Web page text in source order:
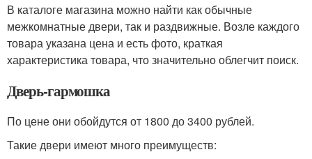
В каталоге магазина можно найти как обычные
межкомнатные двери, так и раздвижные. Возле каждого
товара указана цена и есть фото, краткая
характеристика товара, что значительно облегчит поиск.
Дверь-гармошка
По цене они обойдутся от 1800 до 3400 рублей.
Такие двери имеют много преимуществ: